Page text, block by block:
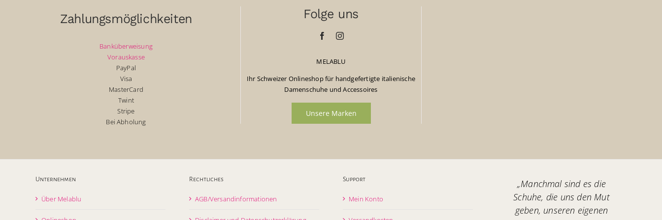
Zahlungsmöglichkeiten
Banküberweisung
Vorauskasse
PayPal
Visa
MasterCard
Twint
Stripe
Bei Abholung
Folge uns
MELABLU
Ihr Schweizer Onlineshop für handgefertigte italienische
Damenschuhe und Accessoires
Unsere Marken
Unternehmen
Über Melablu
Rechtliches
AGB/Versandinformationen
Support
Mein Konto
„Manchmal sind es die
Schuhe, die uns den Mut
geben, unseren eigenen